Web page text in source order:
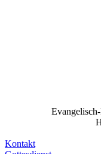
Kontakt